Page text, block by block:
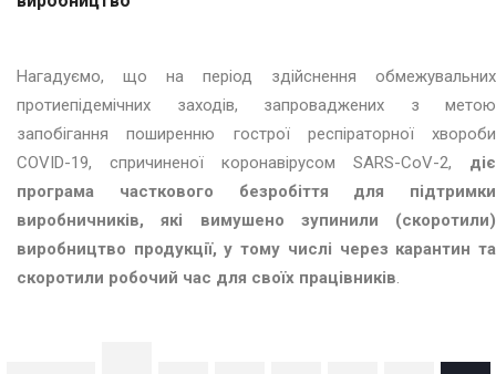
Нагадуємо, що на період здійснення обмежувальних
протиепідемічних заходів, запроваджених з метою
запобігання поширенню гострої респіраторної хвороби
COVID-19, спричиненої коронавірусом SARS-CoV-2, діє
програма часткового безробіття для підтримки
виробничників, які вимушено зупинили (скоротили)
виробництво продукції, у тому числі через карантин та
скоротили робочий час для своїх працівників.